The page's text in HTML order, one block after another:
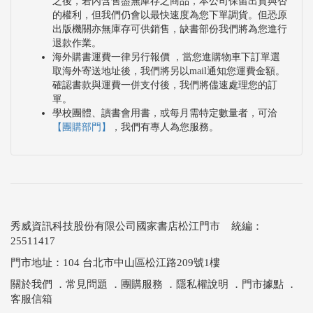
的權利，但我們仍會以最快速度為您下單調貨。但恐原
出版機關亦無庫存可供銷售，缺書部份我們將為您進行
退款作業。
海外購書運費一律另行報價 ，當您進購物車下訂單選
取海外寄送地址後，我們將另以mail通知您運費金額。
確認書款與運費一併支付後，我們將儘速處理您的訂
單。
學校團體、讀書會用書，或每月需特定數量者，可洽
【團購部門】
，我們有專人為您服務。
秀威資訊科技股份有限公司國家書店松江門市 統編：
25511417
門市地址：104 台北市中山區松江路209號1樓
關於我們
． 常見問題 ． 團購服務 ． 隱私權說明 ． 門市據點 ．
客服信箱